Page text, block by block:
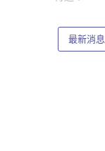
最新消息